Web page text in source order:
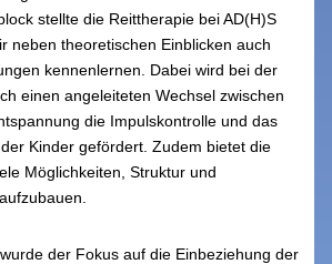
stellte die Reittherapie bei AD(H)S
neben theoretischen Einblicken auch
kennenlernen. Dabei wird bei der
einen angeleiteten Wechsel zwischen
die Impulskontrolle und das
Kinder gefördert. Zudem bietet die
Möglichkeiten, Struktur und
der Fokus auf die Einbeziehung der